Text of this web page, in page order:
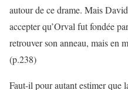
autour de ce drame. Mais
accepter qu’Orval fut fondée
retrouver son anneau, mais en
(p.238)
Faut-il pour autant estimer que